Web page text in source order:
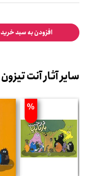
افزودن به سبد خرید
سایر آثار آنت تیزون
%